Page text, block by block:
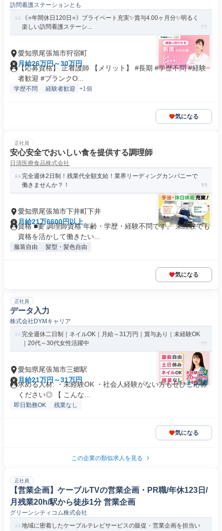
訪問看護ステーションとも
《⭐年間休日120日⭐》プライベート充実✨賞与4.00ヶ月分✨明るく
楽しい訪問看護ステーシ...
愛知県尾張旭市狩宿町
月給26万円～30万円
【応募資格】 正看護師 【メリット】 #長期 #学歴不問 #経験
者歓迎 #ブランクO...
学歴不問 経験者歓迎 +1個
気になる
正社員
安心安全でおいしい食を提供する調理師
日清医療食品株式会社
完全週休2日制！残業代全額支給！業界リーディングカンパニーで
働きませんか？！
愛知県尾張旭市下井町下井
月給21万6600円以上
資格 ■要 調理師資格 年齢・学歴・経験不問です。 未経験でも
資格を活かして働きたい...
服装自由 髪型・髪色自由
気になる
正社員
データ入力
株式会社DYMキャリア
完全週休二日制｜ネイルOK｜月給～31万円｜賞与あり｜未経験OK
｜20代～30代女性活躍中
愛知県尾張旭市三郷駅
月給21万円～31万円
求める人材: ・未経験OK ・社会人経験がない方もぜひご応募
ください◎ 【 こんな...
即日勤務OK 残業なし
気になる
この企業の類似求人を見る
正社員
【営業企画】ケーブルTVの営業企画・PR職/年休123日/
月残業20h/駅から徒歩1分 営業企画
グリーンシティコム株式会社
地域に密着したケーブルテレビサービスの販促・営業企画を担当い